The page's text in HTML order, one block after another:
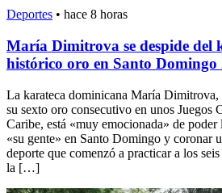
Deportes • hace 8 horas
María Dimitrova se despide del
histórico oro en Santo Domingo
La karateca dominicana María Dimitrova,
su sexto oro consecutivo en unos Juegos
Caribe, está «muy emocionada» de
«su gente» en Santo Domingo y coronar
deporte que comenzó a practicar a los
la […]